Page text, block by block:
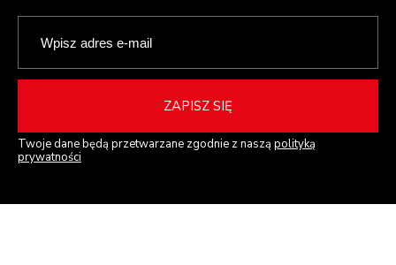
ZAPISZ SIĘ
Twoje dane będą przetwarzane zgodnie z naszą polityką
prywatności